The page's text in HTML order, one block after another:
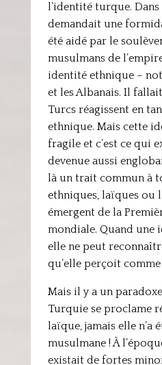
l’identité turque.
demandait une
été aidé par le
musulmans de
identité ethnique –
et les Albanais. Il
Turcs réagissent en
ethnique. Mais cette
fragile et c’est ce qui
devenue aussi
là un trait commun à
ethniques, laïques ou
émergent de la
mondiale. Quand une
elle ne peut
qu’elle perçoit comme
Mais il y a un
Turquie se proclame
laïque, jamais elle n’a
musulmane ! À
existait de fortes